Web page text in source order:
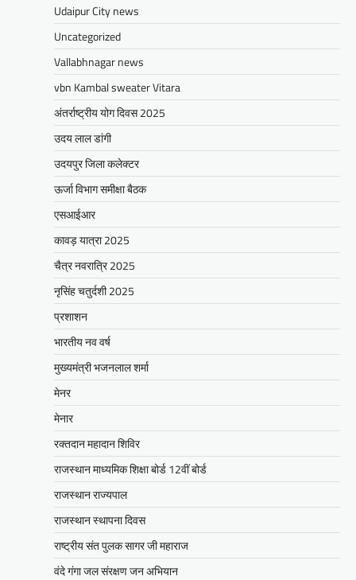
Udaipur City news
Uncategorized
Vallabhnagar news
vbn Kambal sweater Vitara
अंतर्राष्ट्रीय योग दिवस 2025
उदय लाल डांगी
उदयपुर जिला कलेक्टर
ऊर्जा विभाग समीक्षा बैठक
एसआईआर
कावड़ यात्रा 2025
चैत्र नवरात्रि 2025
नृसिंह चतुर्दशी 2025
प्रशाशन
भारतीय नव वर्ष
मुख्यमंत्री भजनलाल शर्मा
मेनर
मेनार
रक्तदान महादान शिविर
राजस्थान माध्यमिक शिक्षा बोर्ड 12वीं बोर्ड
राजस्थान राज्यपाल
राजस्थान स्थापना दिवस
राष्ट्रीय संत पुलक सागर जी महाराज
वंदे गंगा जल संरक्षण जन अभियान
मुख्यमंत्री का उदयपुर दौरा’मुख्यमंत्री
भजनलाल शर्मा ने उदयपुर जिले को दी
विभिन्न विकास कार्यों की सौगातें’’421
करोड़ रुपये के कार्यों का किया लोकार्पण एवं
शिलान्यास’’महत्वाकांक्षी जल परियोजनाओं
पर हो रहा तेजी से काम’
Mewari Khabar August 2, 2026
मेवाड़ी खबर@उदयपुर/जयपुर। मुख्यमंत्री भजनलाल शर्मा
ने कहा कि राज्य सरकार ने राजस्थान के विकास का
रोडमैप बनाया, जिसके तहत पानी,…
Facebook
EmailWhatsApp
Reddit
X
Share
BLOG
का किया निरीक्षणसेवा शिविरों के माध्यम से
अंतिम व्यक्ति तक पहुंच रही
सरकारआमजन शिविरों का लें अधिकाधिक
लाभ, लोगों की समस्याओं का हर हाल में हो
समाधान, अधिकारी नहीं
Mewari Khabar June 17, 2026
उदयपुर जयपुर 17 जून। मुख्यमंत्री भजनलाल शर्मा ने
बुधवार को उदयपुर प्रवास के दौरान उदयपुर विकास
प्राधिकरण में आयोजित शहरी…
Facebook
EmailWhatsApp
Reddit
X
Share